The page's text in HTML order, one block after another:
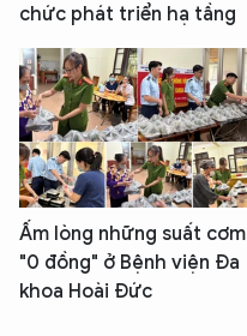
chức phát triển hạ tầng
Ấm lòng những suất cơm
"0 đồng" ở Bệnh viện Đa
khoa Hoài Đức